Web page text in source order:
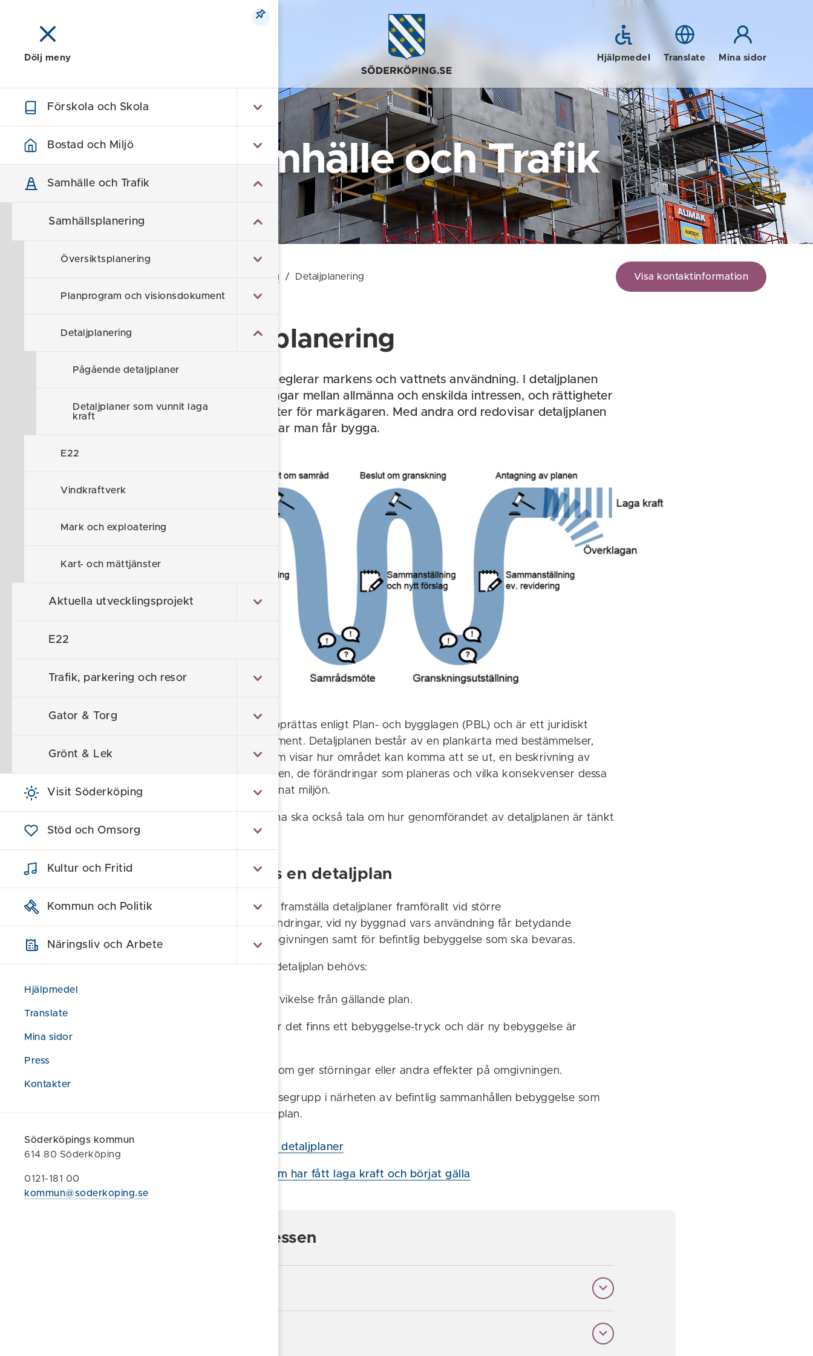
Meny Hjälpmedel Translate Mina sidor
Dölj meny
Förskola och Skola
Bostad och Miljö
Samhälle och Trafik
Samhällsplanering
Översiktsplanering
Planprogram och visionsdokument
Detaljplanering
Pågående detaljplaner
Detaljplaner som vunnit laga
kraft
E22
Vindkraftverk
Mark och exploatering
Kart- och mättjänster
Aktuella utvecklingsprojekt
E22
Trafik, parkering och resor
Gator & Torg
Grönt & Lek
Visit Söderköping
Stöd och Omsorg
Kultur och Fritid
Kommun och Politik
Näringsliv och Arbete
Hjälpmedel
Translate
Mina sidor
Press
Kontakter
Söderköpings kommun
614 80 Söderköping
0121-181 00
kommun@soderkoping.se
Samhälle och Trafik
Samhällsplanering / Detaljplanering Visa kontaktinformation
Detaljplanering
En detaljplan reglerar markens och vattnets användning. I detaljplanen
görs avvägningar mellan allmänna och enskilda intressen, och rättigheter
och skyldigheter för markägaren. Med andra ord redovisar detaljplanen
hur, vad och var man får bygga.
En detaljplan upprättas enligt Plan- och bygglagen (PBL) och är ett juridiskt
bindande dokument. Detaljplanen består av en plankarta med bestämmelser,
illustrationer som visar hur området kan komma att se ut, en beskrivning av
syftet med planen, de förändringar som planeras och vilka konsekvenser dessa
får för bland annat miljön.
Planhandlingarna ska också tala om hur genomförandet av detaljplanen är tänkt
Då behövs en detaljplan
Kommunen ska framställa detaljplaner framförallt vid större
bebyggelseförändringar, vid ny byggnad vars användning får betydande
inverkan på omgivningen samt för befintlig bebyggelse som ska bevaras.
Situationer då detaljplan behövs:
Vid större avvikelse från gällande plan.
Områden där det finns ett bebyggelse-tryck och där ny bebyggelse är
Byggnader som ger störningar eller andra effekter på omgivningen.
Ny bebyggelsegrupp i närheten av befintlig sammanhållen bebyggelse som
saknar detaljplan.
Våra pågående detaljplaner
Detaljplaner som har fått laga kraft och börjat gälla
Planprocessen